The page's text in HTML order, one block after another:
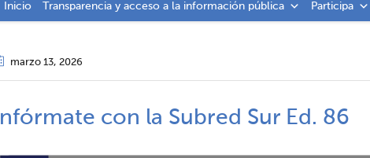
Inicio Transparencia y acceso a la información pública Participa
marzo 13, 2026
Infórmate con la Subred Sur Ed. 86